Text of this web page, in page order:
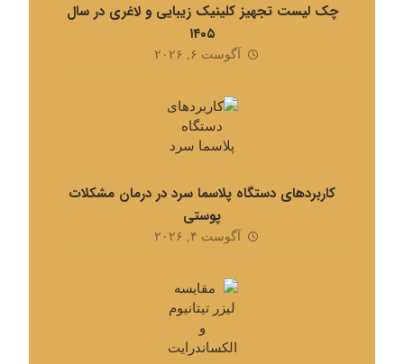
چک لیست تجهیز کلینیک زیبایی و لاغری در سال
۱۴۰۵
آگوست ۶, ۲۰۲۶
کاربردهای دستگاه پلاسما سرد در درمان مشکلات
پوستی
آگوست ۴, ۲۰۲۶